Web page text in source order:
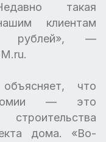
такая
клиентам
рублей», —
что
— это
дома. «Во-